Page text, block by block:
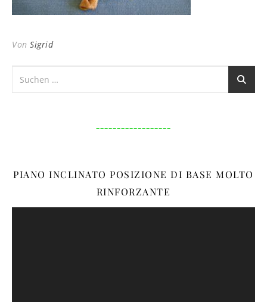
Von Sigrid
PIANO INCLINATO POSIZIONE DI BASE MOLTO
RINFORZANTE